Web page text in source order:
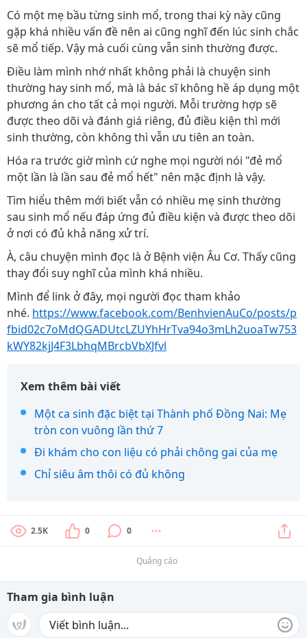
Có một mẹ bầu từng sinh mổ, trong thai kỳ này cũng
gặp khá nhiều vấn đề nên ai cũng nghĩ đến lúc sinh chắc
sẽ mổ tiếp. Vậy mà cuối cùng vẫn sinh thường được.
Điều làm mình nhớ nhất không phải là chuyện sinh
thường hay sinh mổ, mà là bác sĩ không hề áp dụng một
phương án cho tất cả mọi người. Mỗi trường hợp sẽ
được theo dõi và đánh giá riêng, đủ điều kiện thì mới
sinh thường, còn không thì vẫn ưu tiên an toàn.
Hóa ra trước giờ mình cứ nghe mọi người nói "đẻ mổ
một lần là lần sau đẻ mổ hết" nên mặc định là vậy.
Tìm hiểu thêm mới biết vẫn có nhiều mẹ sinh thường
sau sinh mổ nếu đáp ứng đủ điều kiện và được theo dõi
ở nơi có đủ khả năng xử trí.
À, câu chuyện mình đọc là ở Bệnh viện Âu Cơ. Thấy cũng
thay đổi suy nghĩ của mình khá nhiều.
Mình để link ở đây, mọi người đọc tham khảo
nhé. https://www.facebook.com/BenhvienAuCo/posts/p
fbid02c7oMdQGADUtcLZUYhHrTva94o3mLh2uoaTw753
kWY82kjJ4F3LbhqMBrcbVbXJfvl
Xem thêm bài viết
Một ca sinh đặc biệt tại Thành phố Đồng Nai: Mẹ
tròn con vuông lần thứ 7
Đi khám cho con liệu có phải chông gai của mẹ
Chỉ siêu âm thôi có đủ không
2.5K 0 0
Quảng cáo
Tham gia bình luận